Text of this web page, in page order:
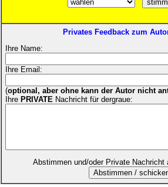
Privates Feedback zum
Ihre Name:
Ihre Email:
(optional, aber ohne kann der Autor nicht
Ihre PRIVATE Nachricht für dergraue:
Abstimmen und/oder Private Nachricht